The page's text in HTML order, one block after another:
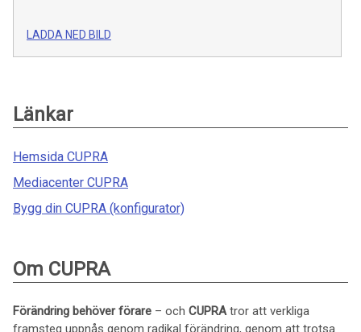
LADDA NED BILD
Länkar
Hemsida CUPRA
Mediacenter CUPRA
Bygg din CUPRA (konfigurator)
Om CUPRA
Förändring behöver förare – och CUPRAtror att verkliga
framsteg uppnås genom radikal förändring, genom att trotsa